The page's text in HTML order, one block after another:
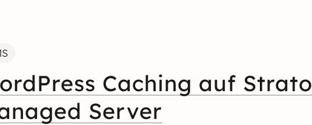
Caching auf Strato
Server